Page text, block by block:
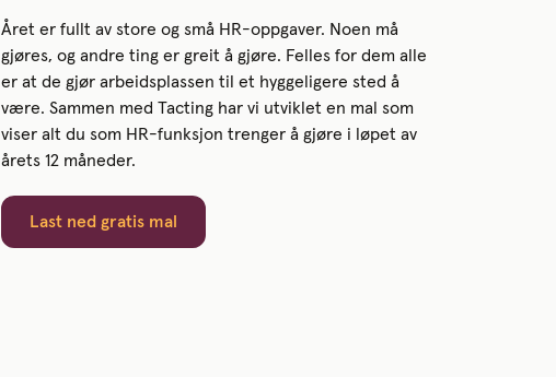
Året er fullt av store og små HR-oppgaver. Noen må
gjøres, og andre ting er greit å gjøre. Felles for dem alle
er at de gjør arbeidsplassen til et hyggeligere sted å
være. Sammen med Tacting har vi utviklet en mal som
viser alt du som HR-funksjon trenger å gjøre i løpet av
årets 12 måneder.
Last ned gratis mal